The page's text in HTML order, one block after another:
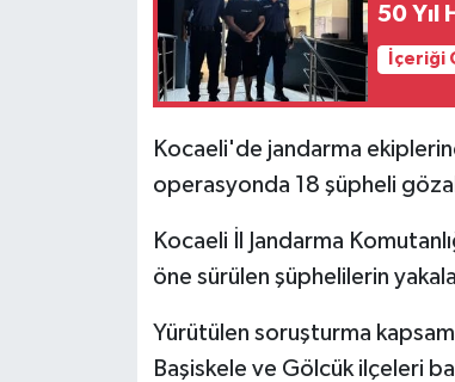
50 Yıl
İçeriği
Kocaeli'de jandarma
operasyonda 18 şüpheli
Kocaeli İl Jandarma
öne sürülen şüphelilerin
Yürütülen soruşturma
Başiskele ve Gölcük ilçeleri